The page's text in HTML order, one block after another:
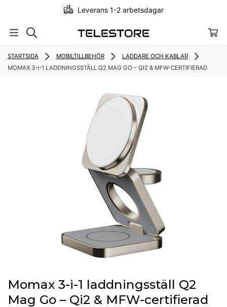
Leverans 1-2 arbetsdagar
STARTSIDA MOBILTILLBEHÖR
LADDARE OCH KABLAR
MOMAX 3-I-1 LADDNINGSSTÄLL Q2 MAG GO – QI2 & MFW-CERTIFIERAD
Momax 3-i-1 laddningsställ Q2
Mag Go – Qi2 & MFW-certifierad